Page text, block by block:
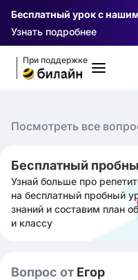
Бесплатный урок с
Узнать подробнее
При поддержке
Посмотреть все
Бесплатный
Узнай больше про
на бесплатный пробный
знаний и составим план
и классу
Вопрос от Егор ㅤ